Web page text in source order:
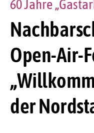
Open-Air-
der
60 Jahre